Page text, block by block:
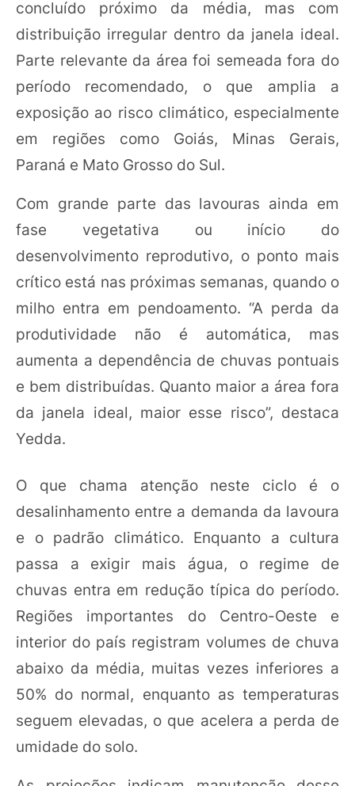
concluído próximo da média, mas com
distribuição irregular dentro da janela ideal.
Parte relevante da área foi semeada fora do
período recomendado, o que amplia a
exposição ao risco climático, especialmente
em regiões como Goiás, Minas Gerais,
Paraná e Mato Grosso do Sul.
Com grande parte das lavouras ainda em
fase vegetativa ou início do
desenvolvimento reprodutivo, o ponto mais
crítico está nas próximas semanas, quando o
milho entra em pendoamento. “A perda da
produtividade não é automática, mas
aumenta a dependência de chuvas pontuais
e bem distribuídas. Quanto maior a área fora
da janela ideal, maior esse risco”, destaca
Yedda.
O que chama atenção neste ciclo é o
desalinhamento entre a demanda da lavoura
e o padrão climático. Enquanto a cultura
passa a exigir mais água, o regime de
chuvas entra em redução típica do período.
Regiões importantes do Centro-Oeste e
interior do país registram volumes de chuva
abaixo da média, muitas vezes inferiores a
50% do normal, enquanto as temperaturas
seguem elevadas, o que acelera a perda de
umidade do solo.